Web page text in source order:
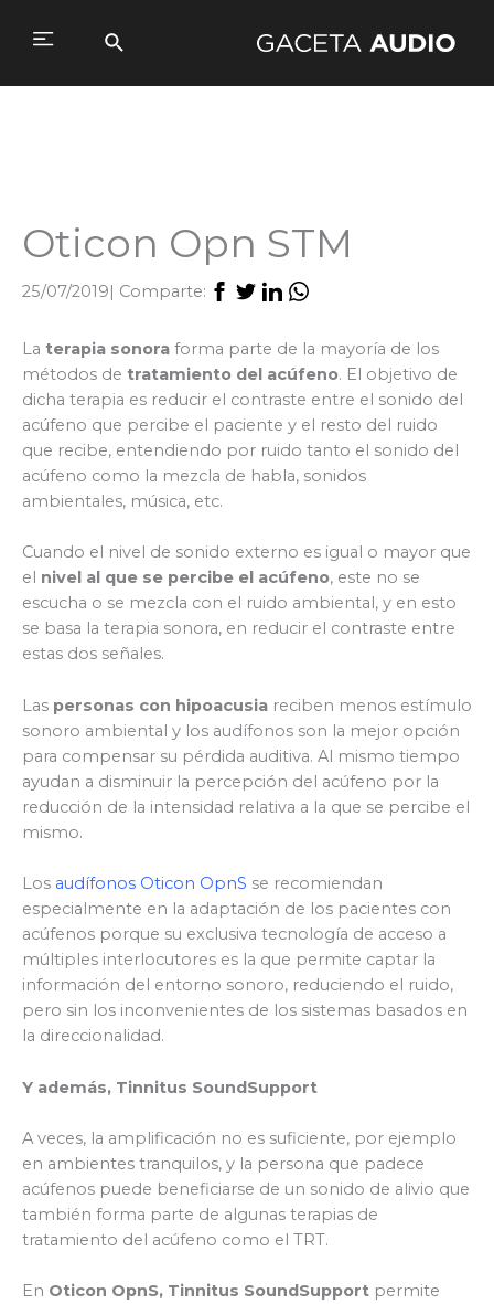
Buscar
Oticon Opn STM
25/07/2019| Comparte:
La terapia sonora forma parte de la mayoría de los
métodos de tratamiento del acúfeno. El objetivo de
dicha terapia es reducir el contraste entre el sonido del
acúfeno que percibe el paciente y el resto del ruido
que recibe, entendiendo por ruido tanto el sonido del
acúfeno como la mezcla de habla, sonidos
ambientales, música, etc.
Cuando el nivel de sonido externo es igual o mayor que
el nivel al que se percibe el acúfeno, este no se
escucha o se mezcla con el ruido ambiental, y en esto
se basa la terapia sonora, en reducir el contraste entre
estas dos señales.
Las personas con hipoacusia reciben menos estímulo
sonoro ambiental y los audífonos son la mejor opción
para compensar su pérdida auditiva. Al mismo tiempo
ayudan a disminuir la percepción del acúfeno por la
reducción de la intensidad relativa a la que se percibe el
mismo.
Los audífonos Oticon OpnS se recomiendan
especialmente en la adaptación de los pacientes con
acúfenos porque su exclusiva tecnología de acceso a
múltiples interlocutores es la que permite captar la
información del entorno sonoro, reduciendo el ruido,
pero sin los inconvenientes de los sistemas basados en
la direccionalidad.
Y además, Tinnitus SoundSupport
A veces, la amplificación no es suficiente, por ejemplo
en ambientes tranquilos, y la persona que padece
acúfenos puede beneficiarse de un sonido de alivio que
también forma parte de algunas terapias de
tratamiento del acúfeno como el TRT.
En Oticon OpnS, Tinnitus SoundSupport permite